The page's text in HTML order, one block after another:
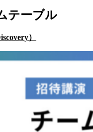
テーブル
）